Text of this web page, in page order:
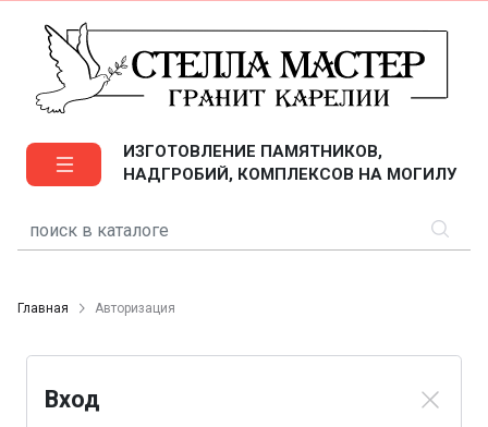
ИЗГОТОВЛЕНИЕ ПАМЯТНИКОВ,
НАДГРОБИЙ, КОМПЛЕКСОВ НА МОГИЛУ
Главная Авторизация
Вход